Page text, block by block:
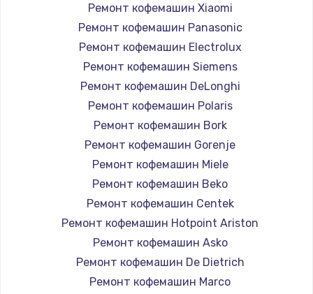
Ремонт кофемашин Xiaomi
Ремонт кофемашин Panasonic
Ремонт кофемашин Electrolux
Ремонт кофемашин Siemens
Ремонт кофемашин DeLonghi
Ремонт кофемашин Polaris
Ремонт кофемашин Bork
Ремонт кофемашин Gorenje
Ремонт кофемашин Miele
Ремонт кофемашин Beko
Ремонт кофемашин Centek
Ремонт кофемашин Hotpoint Ariston
Ремонт кофемашин Asko
Ремонт кофемашин De Dietrich
Ремонт кофемашин Marco